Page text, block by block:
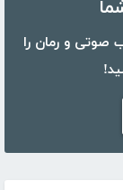
از ۵۰،۰۰۰ کتاب، کتاب صوتی و رمان را